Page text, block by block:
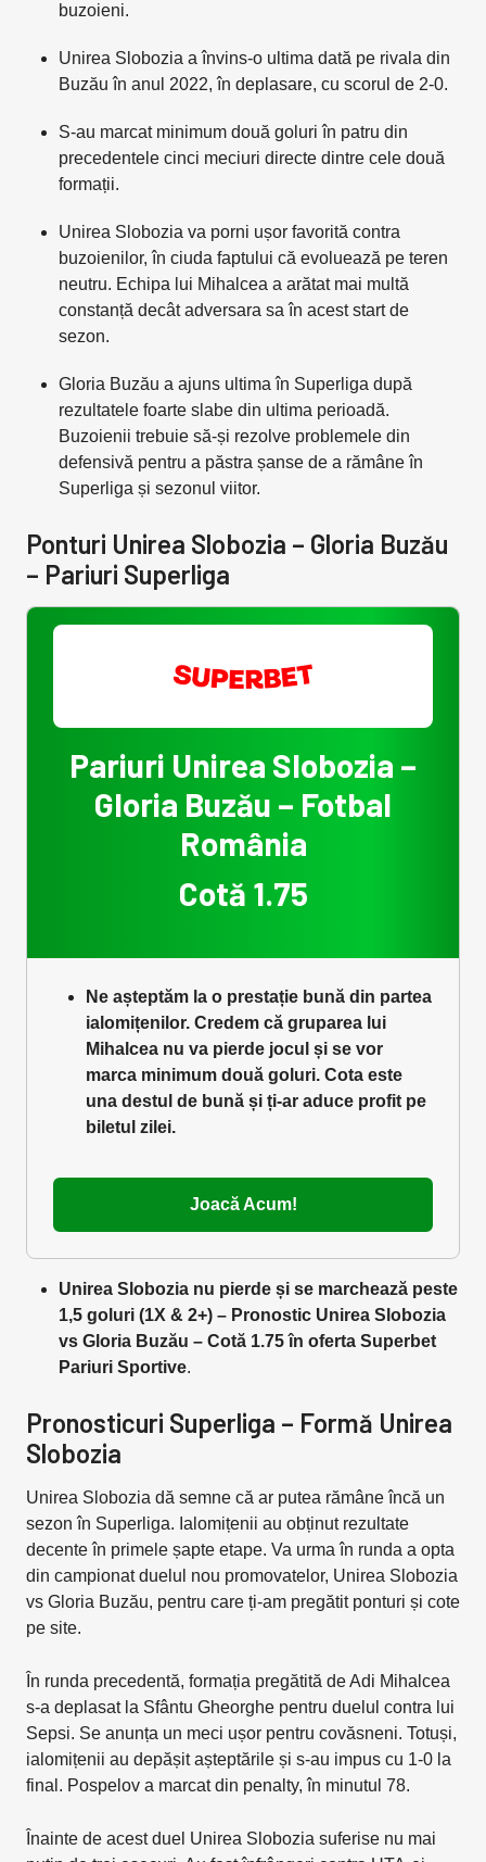
buzoieni.
Unirea Slobozia a învins-o ultima dată pe rivala din
Buzău în anul 2022, în deplasare, cu scorul de 2-0.
S-au marcat minimum două goluri în patru din
precedentele cinci meciuri directe dintre cele două
formații.
Unirea Slobozia va porni ușor favorită contra
buzoienilor, în ciuda faptului că evoluează pe teren
neutru. Echipa lui Mihalcea a arătat mai multă
constanță decât adversara sa în acest start de
sezon.
Gloria Buzău a ajuns ultima în Superliga după
rezultatele foarte slabe din ultima perioadă.
Buzoienii trebuie să-și rezolve problemele din
defensivă pentru a păstra șanse de a rămâne în
Superliga și sezonul viitor.
Ponturi Unirea Slobozia – Gloria Buzău
– Pariuri Superliga
Pariuri Unirea Slobozia –
Gloria Buzău – Fotbal
România
Cotă 1.75
Ne așteptăm la o prestație bună din partea
ialomițenilor. Credem că gruparea lui
Mihalcea nu va pierde jocul și se vor
marca minimum două goluri. Cota este
una destul de bună și ți-ar aduce profit pe
biletul zilei.
Joacă Acum!
Unirea Slobozia nu pierde și se marchează peste
1,5 goluri (1X & 2+) – Pronostic Unirea Slobozia
vs Gloria Buzău – Cotă 1.75 în oferta Superbet
Pariuri Sportive.
Pronosticuri Superliga – Formă Unirea
Slobozia
Unirea Slobozia dă semne că ar putea rămâne încă un
sezon în Superliga. Ialomițenii au obținut rezultate
decente în primele șapte etape. Va urma în runda a opta
din campionat duelul nou promovatelor, Unirea Slobozia
vs Gloria Buzău, pentru care ți-am pregătit ponturi și cote
pe site.
În runda precedentă, formația pregătită de Adi Mihalcea
s-a deplasat la Sfântu Gheorghe pentru duelul contra lui
Sepsi. Se anunța un meci ușor pentru covăsneni. Totuși,
ialomițenii au depășit așteptările și s-au impus cu 1-0 la
final. Pospelov a marcat din penalty, în minutul 78.
Înainte de acest duel Unirea Slobozia suferise nu mai